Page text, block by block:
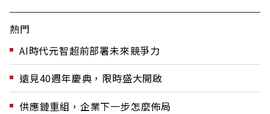
熱門
AI時代元智超前部署未來競爭力
遠見40週年慶典，限時盛大開啟
供應鏈重組，企業下一步怎麼佈局